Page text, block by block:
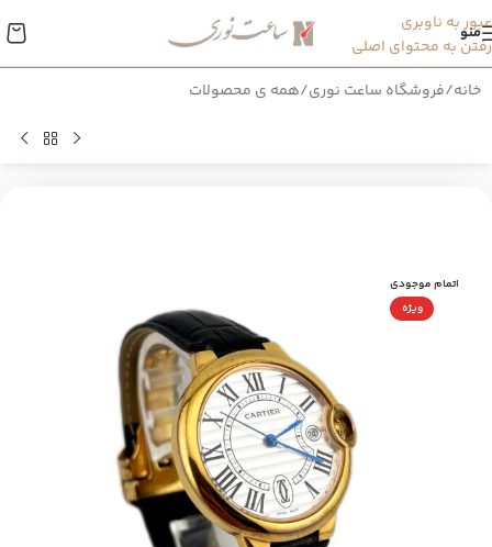
عبور به ناوبری
رفتن به محتوای اصلی
منو
خانه/فروشگاه ساعت نوری/همه ی محصولات
اتمام موجودی
ویژه